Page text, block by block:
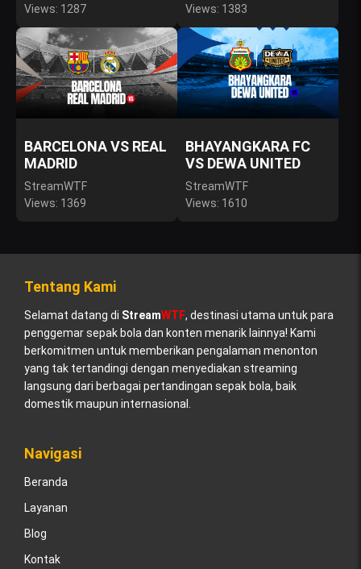
Views: 1287
Views: 1383
BARCELONA VS REAL
MADRID
StreamWTF
Views: 1369
BHAYANGKARA FC
VS DEWA UNITED
StreamWTF
Views: 1610
Tentang Kami
Selamat datang di StreamWTF, destinasi utama untuk para
penggemar sepak bola dan konten menarik lainnya! Kami
berkomitmen untuk memberikan pengalaman menonton
yang tak tertandingi dengan menyediakan streaming
langsung dari berbagai pertandingan sepak bola, baik
domestik maupun internasional.
Navigasi
Beranda
Layanan
Blog
Kontak